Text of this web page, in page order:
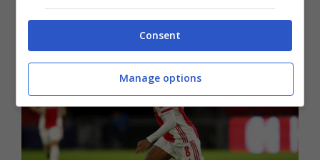
l’ultimo gioiello dell’Ajax.
Consent
Manage options